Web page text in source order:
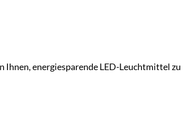
energiesparende LED-Leuchtmittel zu